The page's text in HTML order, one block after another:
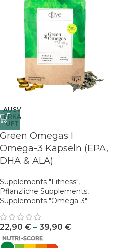
AUSV
ERKA
UFT
Green Omegas I
Omega-3 Kapseln (EPA,
DHA & ALA)
Supplements "Fitness",
Pflanzliche Supplements,
Supplements "Omega-3"
22,90 € – 39,90 €